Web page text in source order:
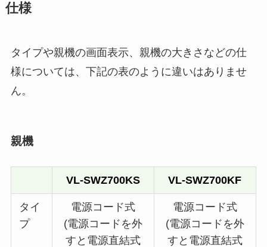
仕様
タイプや親機の画面表示、親機の大きさなどの仕
様については、下記の表のように違いはありませ
ん。
親機
VL-SWZ700KS VL-SWZ700KF
タイ
プ
電源コード式
(電源コードを外
すと電源直結式
電源コード式
(電源コードを外
すと電源直結式